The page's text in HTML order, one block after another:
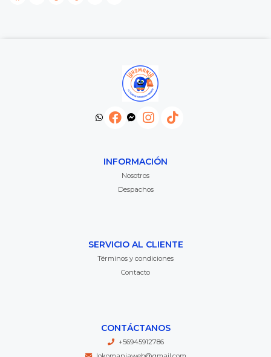
INFORMACIÓN
Nosotros
Despachos
SERVICIO AL CLIENTE
Términos y condiciones
Contacto
CONTÁCTANOS
+56945912786